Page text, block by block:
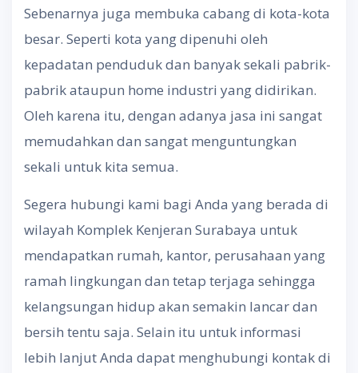
Sebenarnya juga membuka cabang di kota-kota
besar. Seperti kota yang dipenuhi oleh
kepadatan penduduk dan banyak sekali pabrik-
pabrik ataupun home industri yang didirikan.
Oleh karena itu, dengan adanya jasa ini sangat
memudahkan dan sangat menguntungkan
sekali untuk kita semua.
Segera hubungi kami bagi Anda yang berada di
wilayah Komplek Kenjeran Surabaya untuk
mendapatkan rumah, kantor, perusahaan yang
ramah lingkungan dan tetap terjaga sehingga
kelangsungan hidup akan semakin lancar dan
bersih tentu saja. Selain itu untuk informasi
lebih lanjut Anda dapat menghubungi kontak di